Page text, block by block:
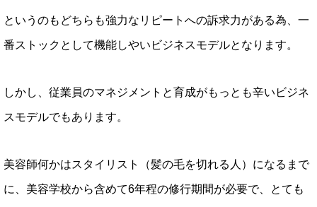
というのもどちらも強力なリピートへの訴求力がある為、一
番ストックとして機能しやいビジネスモデルとなります。
しかし、従業員のマネジメントと育成がもっとも辛いビジネ
スモデルでもあります。
美容師何かはスタイリスト（髪の毛を切れる人）になるまで
に、美容学校から含めて6年程の修行期間が必要で、とても